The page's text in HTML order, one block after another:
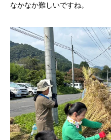
なかなか難しいですね。